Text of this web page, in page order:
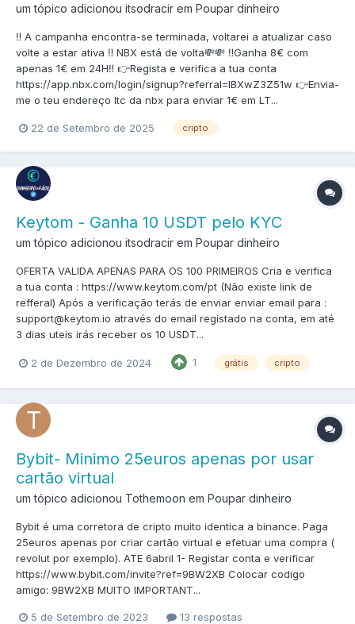
um tópico adicionou itsodracir em Poupar dinheiro
‼️ A campanha encontra-se terminada, voltarei a atualizar caso
volte a estar ativa ‼️ NBX está de volta💸💸 ‼️Ganha 8€ com
apenas 1€ em 24H‼️ 👉Regista e verifica a tua conta
https://app.nbx.com/login/signup?referral=IBXwZ3Z51w 👉Envia-
me o teu endereço ltc da nbx para enviar 1€ em LT...
22 de Setembro de 2025 cripto
Keytom - Ganha 10 USDT pelo KYC
um tópico adicionou itsodracir em Poupar dinheiro
OFERTA VALIDA APENAS PARA OS 100 PRIMEIROS Cria e verifica
a tua conta : https://www.keytom.com/pt (Não existe link de
refferal) Após a verificação terás de enviar enviar email para :
support@keytom.io através do email registado na conta, em até
3 dias uteis irás receber os 10 USDT...
2 de Dezembro de 2024 1 grátis cripto
Bybit- Minimo 25euros apenas por usar
cartão virtual
um tópico adicionou Tothemoon em Poupar dinheiro
Bybit é uma corretora de cripto muito identica a binance. Paga
25euros apenas por criar cartão virtual e efetuar uma compra (
revolut por exemplo). ATE 6abril 1- Registar conta e verificar
https://www.bybit.com/invite?ref=9BW2XB Colocar codigo
amigo: 9BW2XB MUITO IMPORTANT...
5 de Setembro de 2023 13 respostas